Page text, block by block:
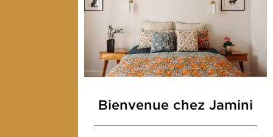
Collections
Déco & Linge de maison
Linge de table
Sacs & pochettes
Services
Bienvenue chez Jamini